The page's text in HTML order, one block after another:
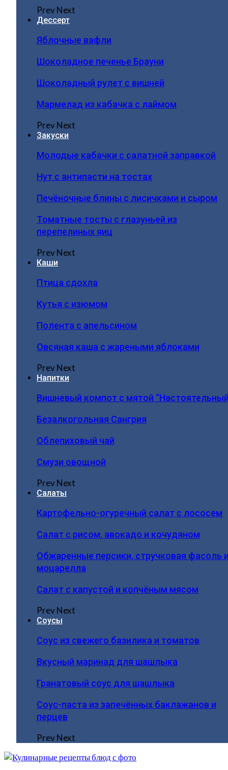
PrevNext
Дессерт
Яблочные вафли
Шоколадное печенье Брауни
Шоколадный рулет с вишней
Мармелад из кабачка с лаймом
PrevNext
Закуски
Молодые кабачки с салатной заправкой
Нут с антипасти на тостах
Печёночные блины с лисичками и сыром
Томатные тосты с глазуньей из
перепелиных яиц
PrevNext
Каши
Птица сдохла
Кутья с изюмом
Полента с апельсином
Овсяная каша с жареными яблоками
PrevNext
Напитки
Вишневый компот с мятой
Безалкогольная Сангрия
Облепиховый чай
Смузи овощной
PrevNext
Салаты
Картофельно-огуречный салат с лососем
Салат с рисом, авокадо и кочудяном
Обжаренные персики, стручковая фасоль
моцарелла
Салат с капустой и копчёным мясом
PrevNext
Соусы
Соус из свежего базилика и томатов
Вкусный маринад для шашлыка
Гранатовый соус для шашлыка
Соус-паста из запечённых баклажанов и
перцев
PrevNext